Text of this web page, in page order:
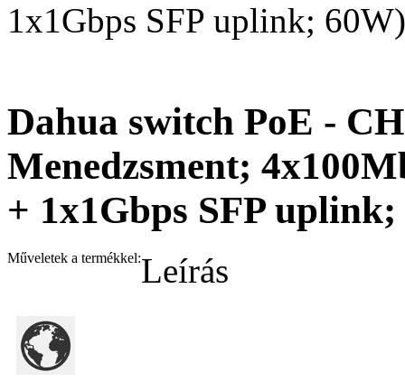
1x1Gbps SFP uplink; 60W)
Dahua switch PoE -
Menedzsment;
+ 1x1Gbps SFP
Műveletek a termékkel:Leírás